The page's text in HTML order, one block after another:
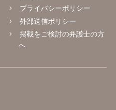
プライバシーポリシー
外部送信ポリシー
掲載をご検討の弁護士の方
へ